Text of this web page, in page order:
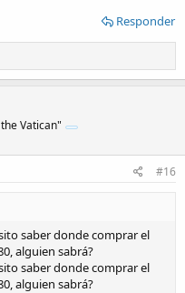
Responder
Vatican"
#16
saber donde comprar el
alguien sabrá?
saber donde comprar el
alguien sabrá?